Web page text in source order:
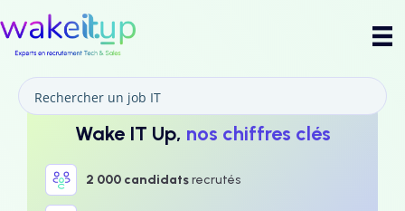
Wake IT Up, nos chiffres clés
2 000 candidatsrecrutés